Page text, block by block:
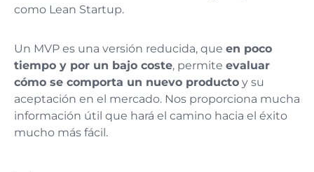
como Lean Startup.
Un MVP es una versión reducida, que en poco
tiempo y por un bajo coste, permite evaluar
cómo se comporta un nuevo producto y su
aceptación en el mercado. Nos proporciona mucha
información útil que hará el camino hacia el éxito
mucho más fácil.